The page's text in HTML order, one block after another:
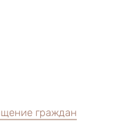
граждан